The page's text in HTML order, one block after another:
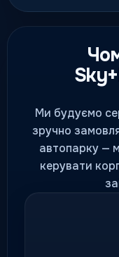
Ми будуємо
зручно
автопарку —
керувати